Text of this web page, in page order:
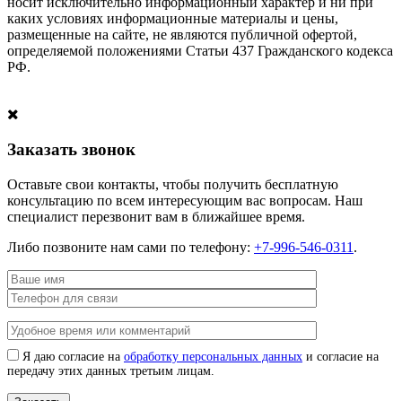
каких условиях информационные материалы и цены,
размещенные на сайте, не являются публичной офертой,
определяемой положениями Статьи 437 Гражданского кодекса
РФ.
Заказать звонок
Оставьте свои контакты, чтобы получить бесплатную
консультацию по всем интересующим вас вопросам. Наш
специалист перезвонит вам в ближайшее время.
Либо позвоните нам сами по телефону: +7-996-546-0311 .
Я даю согласие на обработку персональных данных и согласие на
передачу этих данных третьим лицам.